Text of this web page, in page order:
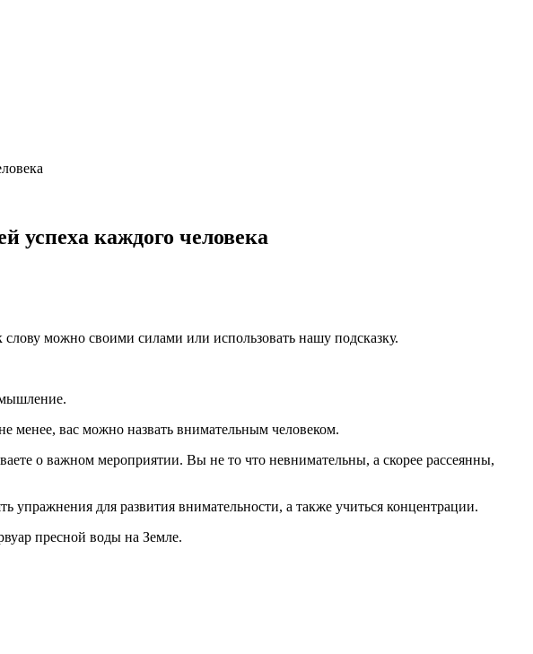
успеха каждого человека
можно своими силами или использовать нашу подсказку.
мышление.
менее, вас можно назвать внимательным человеком.
о важном мероприятии. Вы не то что невнимательны, а скорее рассеянны,
упражнения для развития внимательности, а также учиться концентрации.
пресной воды на Земле.